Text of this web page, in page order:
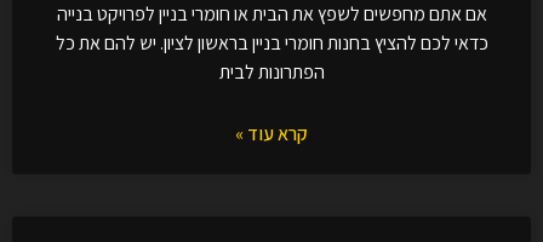
אם אתם מחפשים לשפץ את הבית או חומרי בניין לפרויקט בנייה
כדאי לכם להציץ בחנות חומרי בניין בראשון לציון. יש להם את כל
הפתרונות לבית
קרא עוד »